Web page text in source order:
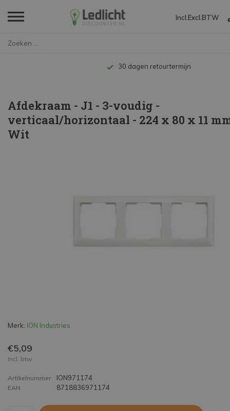
Incl. Excl. BTW
Tot 10 jaar garantie
Afdekraam - J1 - 3-voudig -
verticaal/horizontaal - 224 x 80 x 11
Wit
Merk: ION Industries
€5,09
Incl. btw
Artikelnummer ION971174
EAN 8718836971174